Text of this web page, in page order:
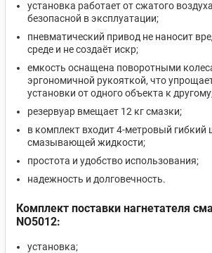
установка работает от сжатого
безопасной в эксплуатации;
пневматический привод не наносит
среде и не создаёт искр;
емкость оснащена поворотными
эргономичной рукояткой, что
установки от одного объекта к
резервуар вмещает 12 кг смазки;
в комплект входит 4-метровый гибкий
смазывающей жидкости;
простота и удобство использования;
надежность и долговечность.
Комплект поставки нагнетателя
NO5012:
установка;